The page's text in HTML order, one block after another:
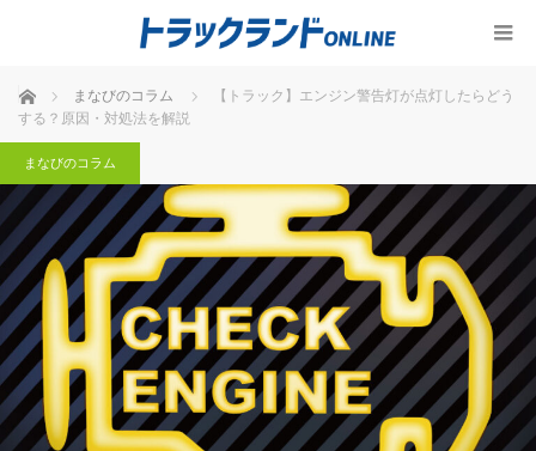
ホーム まなびのコラム
【トラック】エンジン警告灯が点灯したらどう
する？原因・対処法を解説
まなびのコラム